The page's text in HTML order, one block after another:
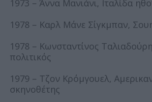
1973 – Άννα Μανιάνι, Ιταλίδα
1978 – Καρλ Μάνε Σίγκμπαν,
1978 – Κωνσταντίνος
πολιτικός
1979 – Τζον Κρόμγουελ,
σκηνοθέτης